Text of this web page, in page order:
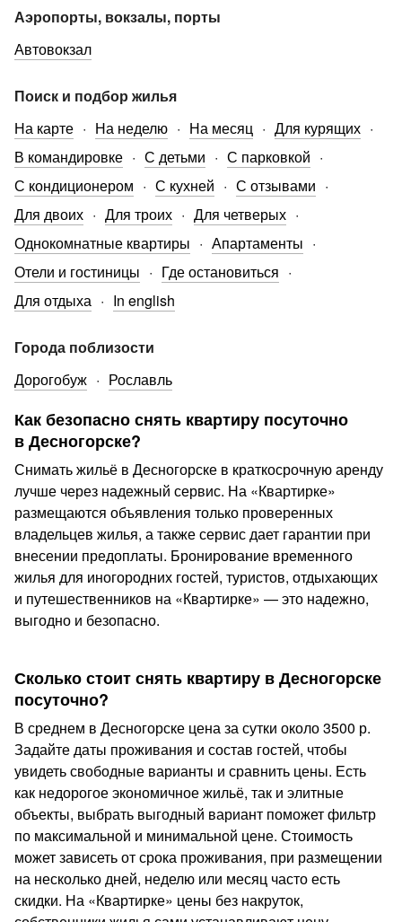
Аэропорты, вокзалы, порты
Автовокзал
Поиск и подбор жилья
На карте
На неделю На месяц
Для курящих
В командировке
С детьми
С парковкой
С кондиционером
С кухней
С отзывами
Для двоих
Для троих
Для четверых
Однокомнатные квартиры
Апартаменты
Отели и гостиницы
Где остановиться
Для отдыха
In english
Города поблизости
Дорогобуж
Рославль
Как безопасно снять квартиру посуточно
в Десногорске?
Снимать жильё в Десногорске в краткосрочную аренду
лучше через надежный сервис. На «Квартирке»
размещаются объявления только проверенных
владельцев жилья, а также сервис дает гарантии при
внесении предоплаты. Бронирование временного
жилья для иногородних гостей, туристов, отдыхающих
и путешественников на «Квартирке» — это надежно,
выгодно и безопасно.
Сколько стоит снять квартиру в Десногорске
посуточно?
В среднем в Десногорске цена за сутки около 3500 р.
Задайте даты проживания и состав гостей, чтобы
увидеть свободные варианты и сравнить цены. Есть
как недорогое экономичное жильё, так и элитные
объекты, выбрать выгодный вариант поможет фильтр
по максимальной и минимальной цене. Стоимость
может зависеть от срока проживания, при размещении
на несколько дней, неделю или месяц часто есть
скидки. На «Квартирке» цены без накруток,